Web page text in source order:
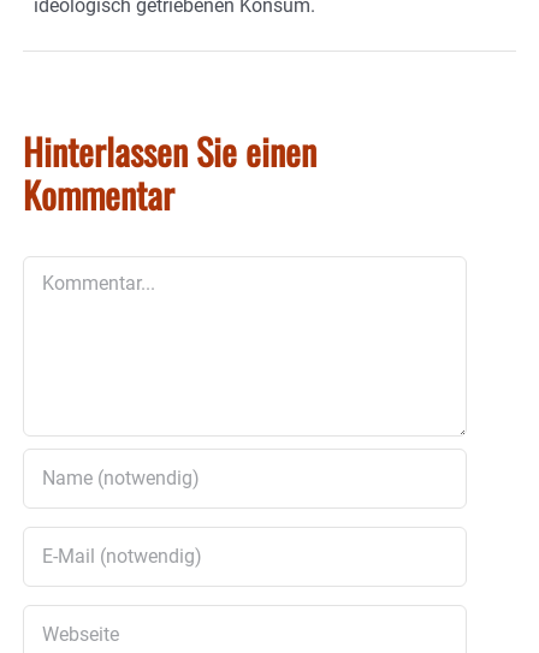
ideologisch getriebenen Konsum.
Hinterlassen Sie einen
Kommentar